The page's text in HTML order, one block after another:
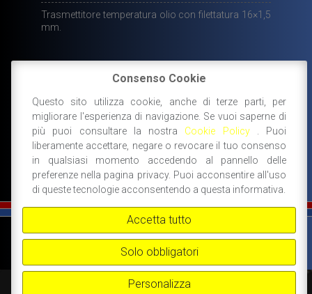
Trasmettitore temperatura olio con filettatura 16×1,5
mm.
13,70 €
DISPONIBILE
AGGIUNGI AL CARRELLO
©FIAT 500 SPORT-NANNI RICAMBI, BOLOGNA, ACCESSORI SPORTIVI PER FIAT
+39 348 8852994 - INFO@FIAT500SPORT.COM
Consenso Cookie
Questo sito utilizza cookie, anche di terze parti, per
migliorare l'esperienza di navigazione. Se vuoi saperne di
più puoi consultare la nostra Cookie Policy
. Puoi
liberamente accettare, negare o revocare il tuo consenso
in qualsiasi momento accedendo al pannello delle
preferenze nella pagina privacy. Puoi acconsentire all'uso
di queste tecnologie acconsentendo a questa informativa.
Accetta tutto
Solo obbligatori
Personalizza